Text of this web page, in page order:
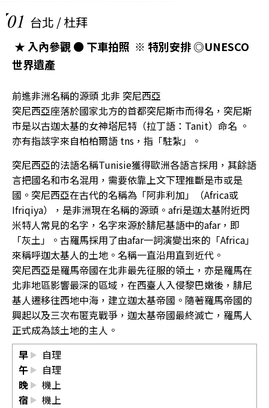
01 台北 / 杜拜
★ 入內參觀 ● 下車拍照 ※ 特別安排 ◎UNESCO
世界遺產
前進非洲名稱的源頭 北非 突尼西亞
突尼西亞座落於國家北方的首都突尼斯市而得名，突尼斯
市是以古迦太基的女神塔尼特（拉丁語：Tanit）命名 。
亦有指該字來自柏柏爾語 tns，指「駐紮」。
突尼西亞的法語名稱Tunisie獲得歐洲各語言採用，其餘語
言把國名和市名混用，需要依靠上文下理推斷是市或是
國。突尼西亞在古代的名稱為「阿非利加」（Africa或
Ifriqiya），是非洲現在名稱的源頭。afri是迦太基附近閃
米特人常見的名字，名字來源於腓尼基語中的afar，即
「灰土」。古羅馬採用了由afar一詞演變出來的「Africa」
來稱呼迦太基人的土地。名稱一直沿用直到近代。
突尼西亞是羅馬帝國在北非最先征服的領土，亦是羅馬在
北非地區影響最深的區域，在西臺人入侵黎巴嫩後，腓尼
基人遷移往西地中海，建立迦太基帝國。隨著羅馬帝國的
興起以及三次布匿克戰爭，迦太基帝國最終滅亡，羅馬人
正式成為該土地的主人。
早
自理
午
自理
晚
機上
宿
機上